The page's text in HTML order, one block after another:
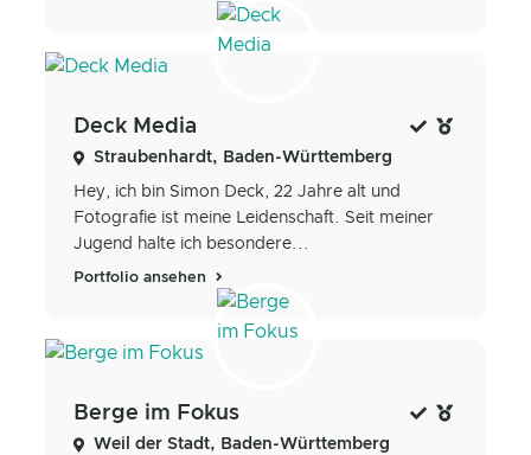
Deck Media
Straubenhardt, Baden-Württemberg
Hey, ich bin Simon Deck, 22 Jahre alt und
Fotografie ist meine Leidenschaft. Seit meiner
Jugend halte ich besondere...
Portfolio ansehen
Berge im Fokus
Weil der Stadt, Baden-Württemberg